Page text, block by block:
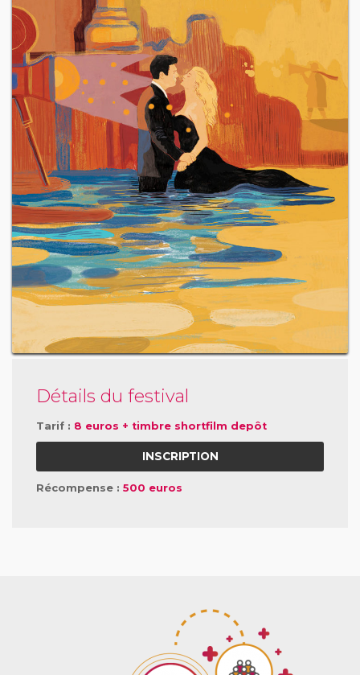
Détails du festival
Tarif : 8 euros + timbre shortfilm depôt
INSCRIPTION
Récompense : 500 euros